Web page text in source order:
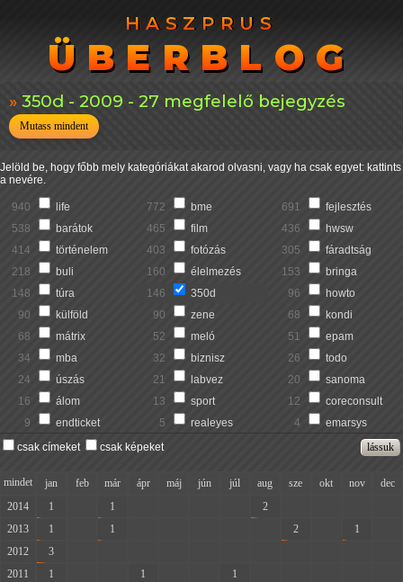
HASZPRUS
ÜBERBLOG
HASZPRUS
ÜBERBLOG
350d - 2009 - 27 megfelelő bejegyzés
Mutass mindent
Jelöld be, hogy főbb mely kategóriákat akarod olvasni, vagy ha csak egyet: kattints
a nevére.
940 life 772 bme 691
fejlesztés
538
barátok 465 film 436
hwsw
414
történelem 403 fotózás 305
fáradtság
218
buli 160 élelmezés 153
bringa
148
túra 146 350d 96
howto
90
külföld 90 zene 68
kondi
68
mátrix 52 meló 51
epam
34
mba 32 biznisz 26
todo
24
úszás 21 labvez 20
sanoma
16
álom 13 sport 12
coreconsult
9
endticket 5 realeyes 4
emarsys
csak címeket
csak képeket
mindet jan feb már ápr máj jún júl aug sze okt nov
dec
2014
1 1 2
2013
1 1 2 1
2012
3
2011
1 1 1